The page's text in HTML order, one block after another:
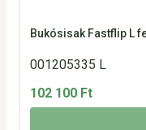
Bukósisak Fastflip L
001205335 L
102 100 Ft